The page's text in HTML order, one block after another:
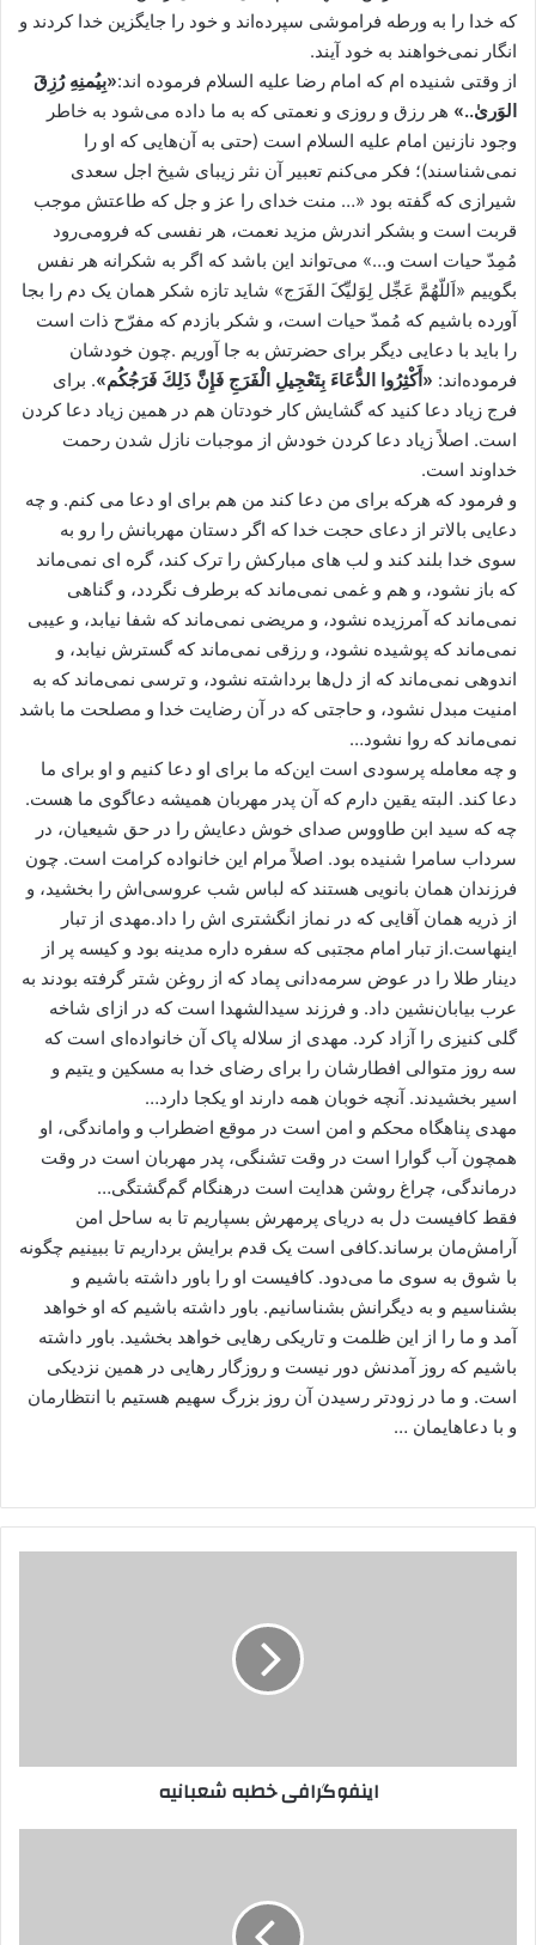
که خدا را به ورطه فراموشی سپرده‌اند و خود را جایگزین خدا کردند و
انگار نمی‌خواهند به خود آیند.
از وقتی شنیده ام که امام رضا علیه السلام فرموده اند:«بِیُمنِهِ رُزِقَ
الوَریٰ..» هر رزق و روزی و نعمتی که به ما داده می‌شود به خاطر
وجود نازنین امام علیه السلام است (حتی به آن‌هایی که او را
نمی‌شناسند)؛ فکر می‌کنم تعبیر آن نثر زیبای شیخ اجل سعدی
شیرازی که گفته بود «… منت خدای را عز و جل که طاعتش موجب
قربت است و بشکر اندرش مزید نعمت، هر نفسی که فرومی‌رود
مُمِدّ حیات است و…» می‌تواند این باشد که اگر به شکرانه هر نفس
بگوییم «اَللّهُمَّ عَجِّل لِوَلیِّکَ الفَرَج» شاید تازه شکر همان یک‌ دم را بجا
آورده باشیم که مُمدّ حیات است، و شکر بازدم که مفرّح ذات است
را باید با دعایی دیگر برای حضرتش به جا آوریم .چون خودشان
فرموده‌اند: «أَكْثِرُوا الدُّعَاءَ بِتَعْجِيلِ الْفَرَجِ فَإِنَّ ذَلِكَ فَرَجُكُم‏». برای
فرج زیاد دعا کنید که گشایش کار خودتان هم در همین زیاد دعا کردن
است. اصلاً زیاد دعا کردن خودش از موجبات نازل شدن رحمت
خداوند است.
و فرمود که هرکه برای من دعا کند من هم برای او دعا می کنم. و چه
دعایی بالاتر از دعای حجت خدا که اگر دستان مهربانش را رو به
سوی خدا بلند کند و لب های مبارکش را ترک کند، گره ای نمی‌ماند
که باز نشود، و هم و غمی نمی‌ماند که برطرف نگردد، و گناهی
نمی‌ماند که آمرزیده نشود، و مریضی نمی‌ماند که شفا نیابد، و عیبی
نمی‌ماند که پوشیده نشود، و رزقی نمی‌ماند که گسترش نیابد، و
اندوهی نمی‌ماند که از دل‌ها برداشته نشود، و ترسی نمی‌ماند که به
امنیت مبدل نشود، و حاجتی که در آن رضایت خدا و مصلحت ما باشد
نمی‌ماند که روا نشود…
و چه معامله پرسودی است این‌که ما برای او دعا کنیم و او برای ما
دعا کند. البته یقین دارم که آن پدر مهربان همیشه دعاگوی ما هست.
چه که سید ابن طاووس صدای خوش دعایش را در حق شیعیان، در
سرداب سامرا شنیده بود. اصلاً مرام این خانواده کرامت است. چون
فرزندان همان بانویی هستند که لباس شب عروسی‌اش را بخشید، و
از ذریه همان آقایی که در نماز انگشتری اش را داد.مهدی از تبار
اینهاست.از تبار امام مجتبی که سفره داره مدینه بود و کیسه پر از
دینار طلا را در عوض سرمه‌دانی پماد که از روغن شتر گرفته بودند به
عرب بیابان‌نشین داد. و فرزند سیدالشهدا است که در ازای شاخه
گلی کنیزی را آزاد کرد. مهدی از سلاله پاک آن خانواده‌ای است که
سه روز متوالی افطارشان را برای رضای خدا به مسکین و یتیم و
اسیر بخشیدند. آنچه خوبان همه دارند او یکجا دارد…
مهدی پناهگاه محکم و امن است در موقع اضطراب و واماندگی، او
همچون آب گوارا است در وقت تشنگی، پدر مهربان است در وقت
درماندگی، چراغ روشن هدایت است درهنگام گم‌گشتگی…
فقط کافیست دل به دریای پرمهرش بسپاریم تا به ساحل امن
آرامش‌مان برساند.کافی است یک قدم برایش برداریم تا ببینیم چگونه
با شوق به سوی ما می‌دود. کافیست او را باور داشته باشیم و
بشناسیم و به دیگرانش بشناسانیم. باور داشته باشیم که او خواهد
آمد و ما را از این ظلمت و تاریکی رهایی خواهد بخشید. باور داشته
باشیم که روز آمدنش دور نیست و روزگار رهایی در همین نزدیکی
است. و ما در زودتر رسیدن آن روز بزرگ سهیم هستیم با انتظارمان
و با دعاهایمان …
اینفوگرافی خطبه شعبانیه